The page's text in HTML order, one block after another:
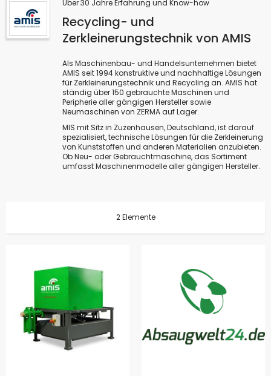
Über 30 Jahre Erfahrung und Know-how
Recycling- und
Zerkleinerungstechnik von AMIS
Als Maschinenbau- und Handelsunternehmen bietet
AMIS seit 1994 konstruktive und nachhaltige Lösungen
für Zerkleinerungstechnik und Recycling an. AMIS hat
ständig über 150 gebrauchte Maschinen und
Peripherie aller gängigen Hersteller sowie
Neumaschinen von ZERMA auf Lager.
MIS mit Sitz in Zuzenhausen, Deutschland, ist darauf
spezialisiert, technische Lösungen für die Zerkleinerung
von Kunststoffen und anderen Materialien anzubieten.
Ob Neu- oder Gebrauchtmaschine, das Sortiment
umfasst Maschinenmodelle aller gängigen Hersteller.
2Elemente